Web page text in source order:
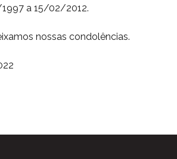
a 15/02/2012.
nossas condolências.